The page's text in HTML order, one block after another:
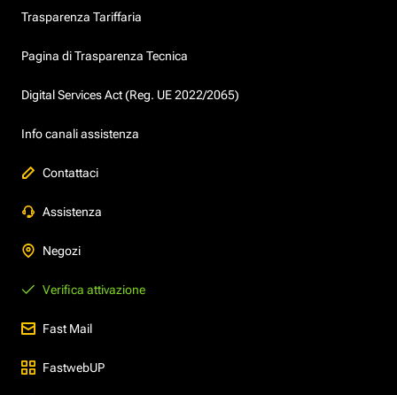
Trasparenza Tariffaria
Pagina di Trasparenza Tecnica
Digital Services Act (Reg. UE 2022/2065)
Info canali assistenza
Contattaci
Assistenza
Negozi
Verifica attivazione
Fast Mail
FastwebUP